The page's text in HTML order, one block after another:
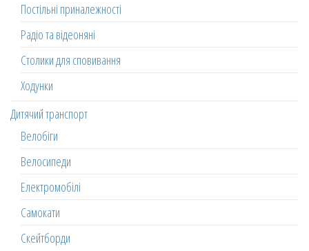
Постільні приналежності
Радіо та відеоняні
Столики для сповивання
Ходунки
Дитячий транспорт
Велобіги
Велосипеди
Електромобілі
Самокати
Скейтборди